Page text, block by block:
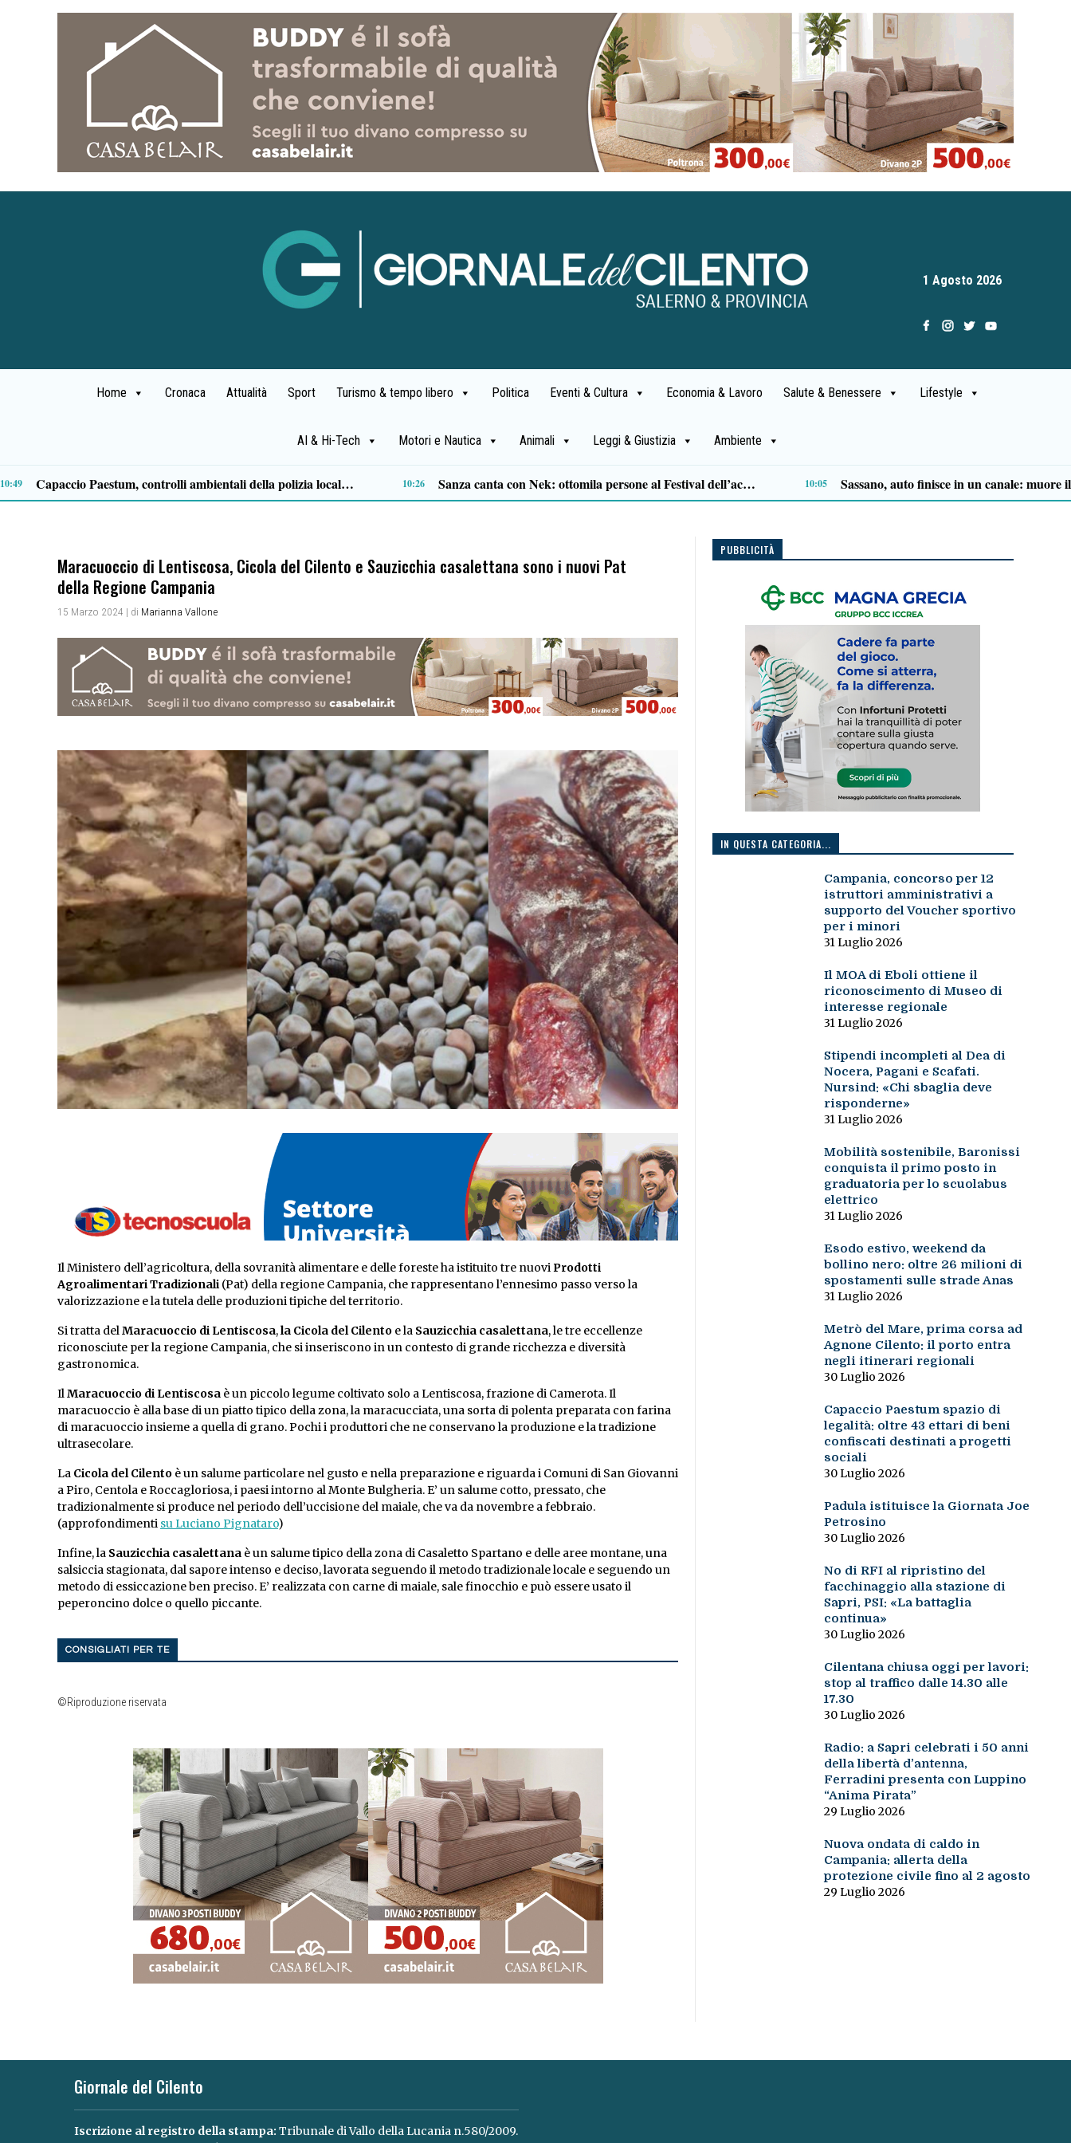
1 Agosto 2026
Home Cronaca Attualità Sport Turismo & tempo libero Politica Eventi & Cultura Economia & Lavoro Salute & Benessere Lifestyle
AI & Hi-Tech Motori e Nautica Animali Leggi & Giustizia Ambiente
21:00 19:47 19:41
Maracuoccio di Lentiscosa, Cicola del Cilento e Sauzicchia casalettana sono i nuovi Pat
della Regione Campania
15 Marzo 2024 | di Marianna Vallone
Il Ministero dell’agricoltura, della sovranità alimentare e delle foreste ha istituito tre nuoviProdotti
Agroalimentari Tradizionali (Pat) della regione Campania, che rappresentano l’ennesimo passo verso la
valorizzazione e la tutela delle produzioni tipiche del territorio.
Si tratta delMaracuoccio di Lentiscosa,la Cicola del Cilento e la Sauzicchia casalettana, le tre eccellenze
riconosciute per la regione Campania, che si inseriscono in un contesto di grande ricchezza e diversità
gastronomica.
IlMaracuoccio di Lentiscosa è un piccolo legume coltivato solo a Lentiscosa, frazione di Camerota. Il
maracuoccio è alla base di un piatto tipico della zona, la maracucciata, una sorta di polenta preparata con farina
di maracuoccio insieme a quella di grano. Pochi i produttori che ne conservano la produzione e la tradizione
ultrasecolare.
La Cicola del Cilento è un salume particolare nel gusto e nella preparazione e riguarda i Comuni di San Giovanni
a Piro, Centola e Roccagloriosa, i paesi intorno al Monte Bulgheria. E’ un salume cotto, pressato, che
tradizionalmente si produce nel periodo dell’uccisione del maiale, che va da novembre a febbraio.
(approfondimenti su Luciano Pignataro)
Infine, la Sauzicchia casalettana è un salume tipico della zona di Casaletto Spartano e delle aree montane, una
salsiccia stagionata, dal sapore intenso e deciso, lavorata seguendo il metodo tradizionale locale e seguendo un
metodo di essiccazione ben preciso. E’ realizzata con carne di maiale, sale finocchio e può essere usato il
peperoncino dolce o quello piccante.
CONSIGLIATI PER TE
©Riproduzione riservata
PUBBLICITÀ
IN QUESTA CATEGORIA...
Campania, concorso per 12
istruttori amministrativi a
supporto del Voucher sportivo
per i minori
31 Luglio 2026
Il MOA di Eboli ottiene il
riconoscimento di Museo di
interesse regionale
31 Luglio 2026
Stipendi incompleti al Dea di
Nocera, Pagani e Scafati.
Nursind: «Chi sbaglia deve
risponderne»
31 Luglio 2026
Mobilità sostenibile, Baronissi
conquista il primo posto in
graduatoria per lo scuolabus
elettrico
31 Luglio 2026
Esodo estivo, weekend da
bollino nero: oltre 26 milioni di
spostamenti sulle strade Anas
31 Luglio 2026
Metrò del Mare, prima corsa ad
Agnone Cilento: il porto entra
negli itinerari regionali
30 Luglio 2026
Capaccio Paestum spazio di
legalità: oltre 43 ettari di beni
confiscati destinati a progetti
sociali
30 Luglio 2026
Padula istituisce la Giornata Joe
Petrosino
30 Luglio 2026
No di RFI al ripristino del
facchinaggio alla stazione di
Sapri, PSI: «La battaglia
continua»
30 Luglio 2026
Cilentana chiusa oggi per lavori:
stop al traffico dalle 14.30 alle
17.30
30 Luglio 2026
Radio: a Sapri celebrati i 50 anni
della libertà d’antenna,
Ferradini presenta con Luppino
“Anima Pirata”
29 Luglio 2026
Nuova ondata di caldo in
Campania: allerta della
protezione civile fino al 2 agosto
29 Luglio 2026
Giornale del Cilento
Iscrizione al registro della stampa: Tribunale di Vallo della Lucania n.580/2009.